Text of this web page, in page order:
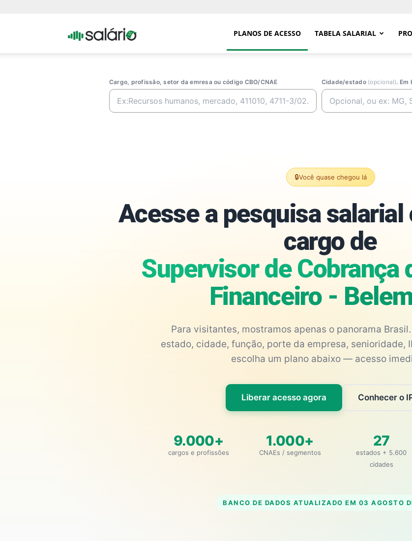
Portal PLANOS DE ACESSO TABELA SALARIAL
Cargo, profissão, setor da emresa ou código CBO/CNAE Cidade/estado (opcional). Em
🔒Você quase chegou lá
Acesse a pesquisa
cargo de
Supervisor de Cobrança
Financeiro -
Para visitantes, mostramos apenas o panorama
estado, cidade, função, porte da empresa, senioridade,
escolha um plano abaixo — acesso
Liberar acesso agora Conhecer o
9.000+
cargos e profissões
1.000+
CNAEs / segmentos
27
estados + 5.600
cidades
BANCO DE DADOS ATUALIZADO EM 03 AGOSTO